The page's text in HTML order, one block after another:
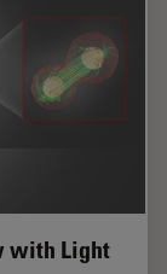
with Light